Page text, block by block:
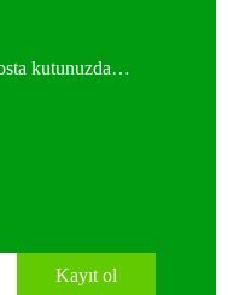
kutunuzda…
Kayıt ol